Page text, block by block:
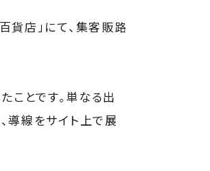
貨店」にて、集客販路
ことです。単なる出
導線をサイト上で展